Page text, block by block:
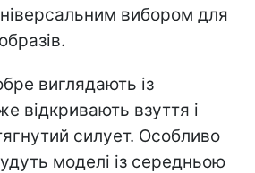
вибором для
виглядають із
відкривають взуття і
силует. Особливо
моделі із середньою